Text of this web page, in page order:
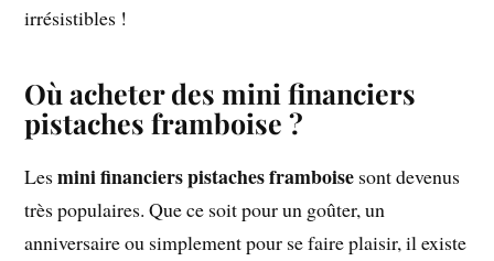
irrésistibles !
Où acheter des mini financiers
pistaches framboise ?
Lesmini financiers pistaches framboise sont devenus
très populaires. Que ce soit pour un goûter, un
anniversaire ou simplement pour se faire plaisir, il existe